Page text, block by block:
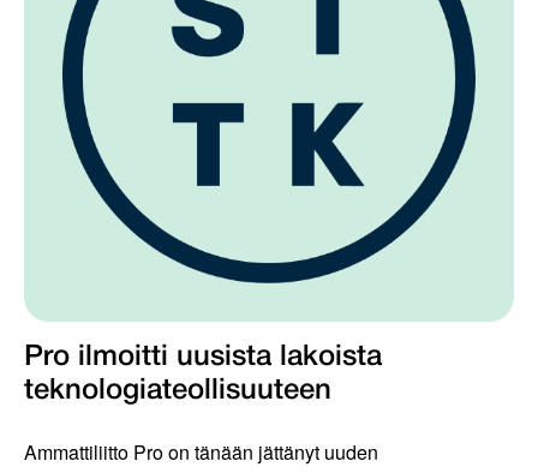
Pro ilmoitti uusista lakoista
teknologiateollisuuteen
Ammattiliitto Pro on tänään jättänyt uuden